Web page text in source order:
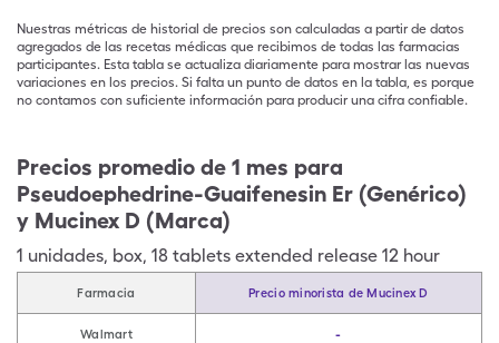
Nuestras métricas de historial de precios son calculadas a partir de datos
agregados de las recetas médicas que recibimos de todas las farmacias
participantes. Esta tabla se actualiza diariamente para mostrar las nuevas
variaciones en los precios. Si falta un punto de datos en la tabla, es porque
no contamos con suficiente información para producir una cifra confiable.
Precios promedio de 1 mes para
Pseudoephedrine-Guaifenesin Er (Genérico)
y Mucinex D (Marca)
1 unidades, box, 18 tablets extended release 12 hour
Farmacia Precio minorista de Mucinex D
Walmart -